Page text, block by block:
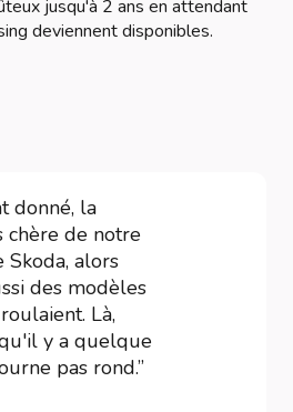
jusqu'à 2 ans en attendant
deviennent disponibles.
donné, la
de notre
alors
des modèles
Là,
y a quelque
pas rond.”